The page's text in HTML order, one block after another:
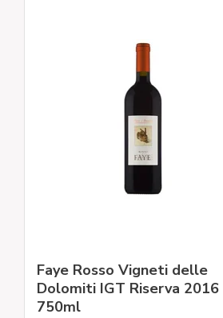
Faye Rosso Vigneti delle
Dolomiti IGT Riserva 2016
750ml